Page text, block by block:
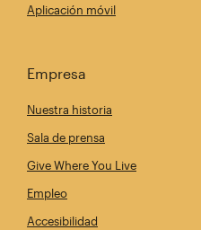
Aplicación móvil
Empresa
Nuestra historia
Sala de prensa
Give Where You Live
Empleo
Accesibilidad